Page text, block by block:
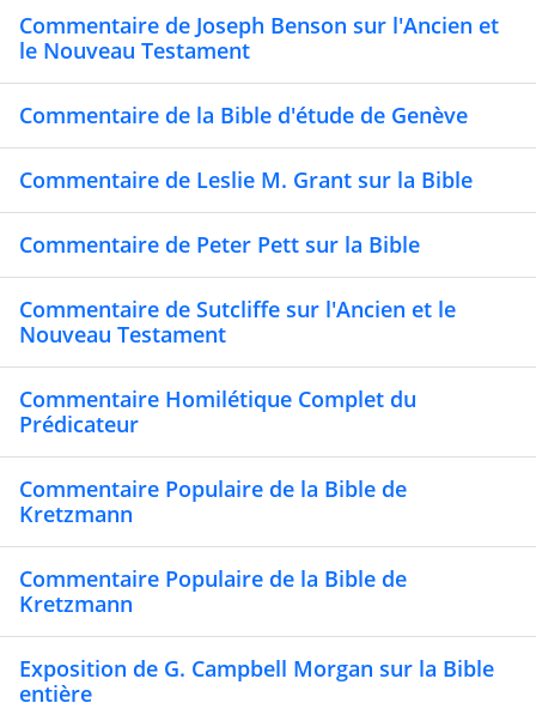
Commentaire de Joseph Benson sur l'Ancien et
le Nouveau Testament
Commentaire de la Bible d'étude de Genève
Commentaire de Leslie M. Grant sur la Bible
Commentaire de Peter Pett sur la Bible
Commentaire de Sutcliffe sur l'Ancien et le
Nouveau Testament
Commentaire Homilétique Complet du
Prédicateur
Commentaire Populaire de la Bible de
Kretzmann
Commentaire Populaire de la Bible de
Kretzmann
Exposition de G. Campbell Morgan sur la Bible
entière